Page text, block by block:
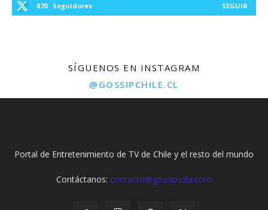
870 Seguidores SEGUIR
SÍGUENOS EN INSTAGRAM
@GOSSIPCHILE.CL
Portal de Entretenimiento de TV de Chile y el resto del mundo
Contáctanos: contacto@gossipvzla.com